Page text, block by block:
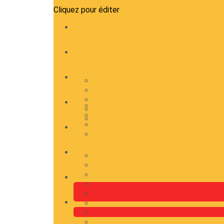
Cliquez pour éditer